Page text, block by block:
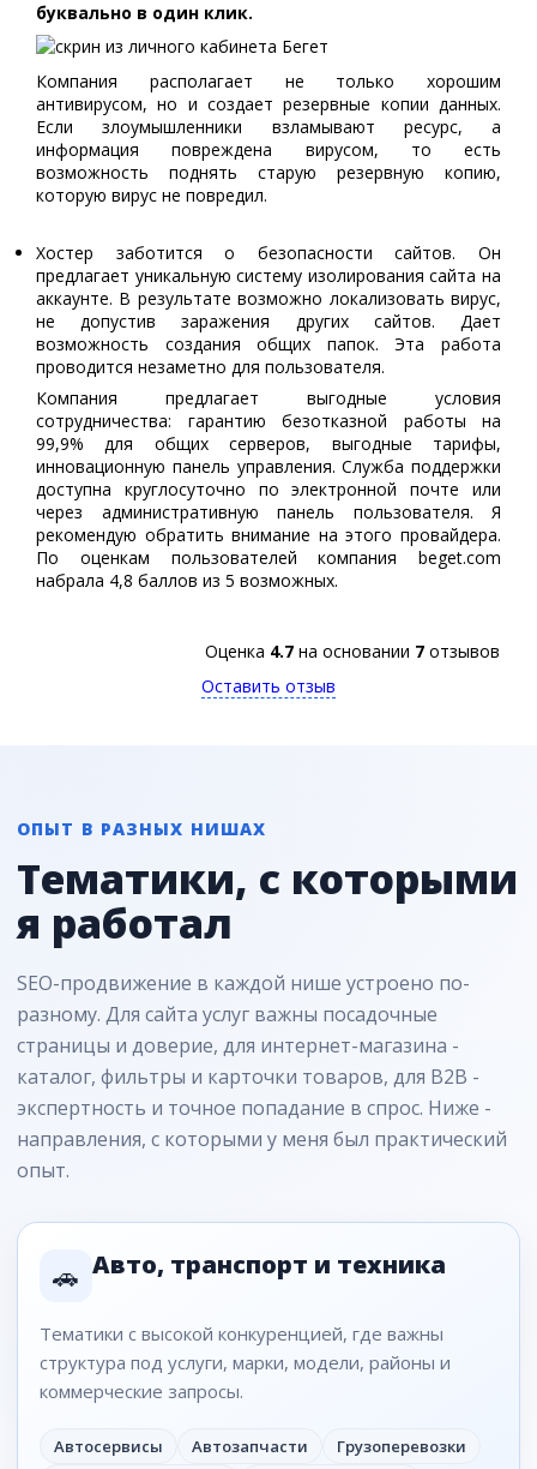
буквально в один клик.
Компания располагает не только хорошим
антивирусом, но и создает резервные копии данных.
Если злоумышленники взламывают ресурс, а
информация повреждена вирусом, то есть
возможность поднять старую резервную копию,
которую вирус не повредил.
Хостер заботится о безопасности сайтов. Он
предлагает уникальную систему изолирования сайта на
аккаунте. В результате возможно локализовать вирус,
не допустив заражения других сайтов. Дает
возможность создания общих папок. Эта работа
проводится незаметно для пользователя.
Компания предлагает выгодные условия
сотрудничества: гарантию безотказной работы на
99,9% для общих серверов, выгодные тарифы,
инновационную панель управления. Служба поддержки
доступна круглосуточно по электронной почте или
через административную панель пользователя. Я
рекомендую обратить внимание на этого провайдера.
По оценкам пользователей компания beget.сom
набрала 4,8 баллов из 5 возможных.
Оценка 4.7 на основании 7 отзывов
Оставить отзыв
ОПЫТ В РАЗНЫХ НИШАХ
Тематики, с которыми
я работал
SEO-продвижение в каждой нише устроено по-
разному. Для сайта услуг важны посадочные
страницы и доверие, для интернет-магазина -
каталог, фильтры и карточки товаров, для B2B -
экспертность и точное попадание в спрос. Ниже -
направления, с которыми у меня был практический
опыт.
🚗 Авто, транспорт и техника
Тематики с высокой конкуренцией, где важны
структура под услуги, марки, модели, районы и
коммерческие запросы.
Автосервисы Автозапчасти
Грузоперевозки